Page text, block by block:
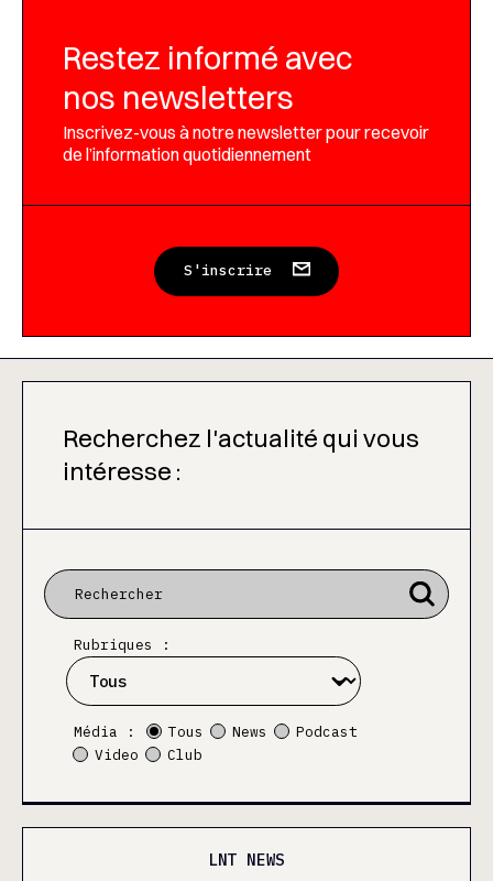
Restez informé avec
nos newsletters
Inscrivez-vous à notre newsletter pour recevoir
de l’information quotidiennement
S'inscrire
Recherchez l'actualité qui vous
intéresse :
Rubriques :
Média : Tous News
Podcast
Video
Club
LNT NEWS